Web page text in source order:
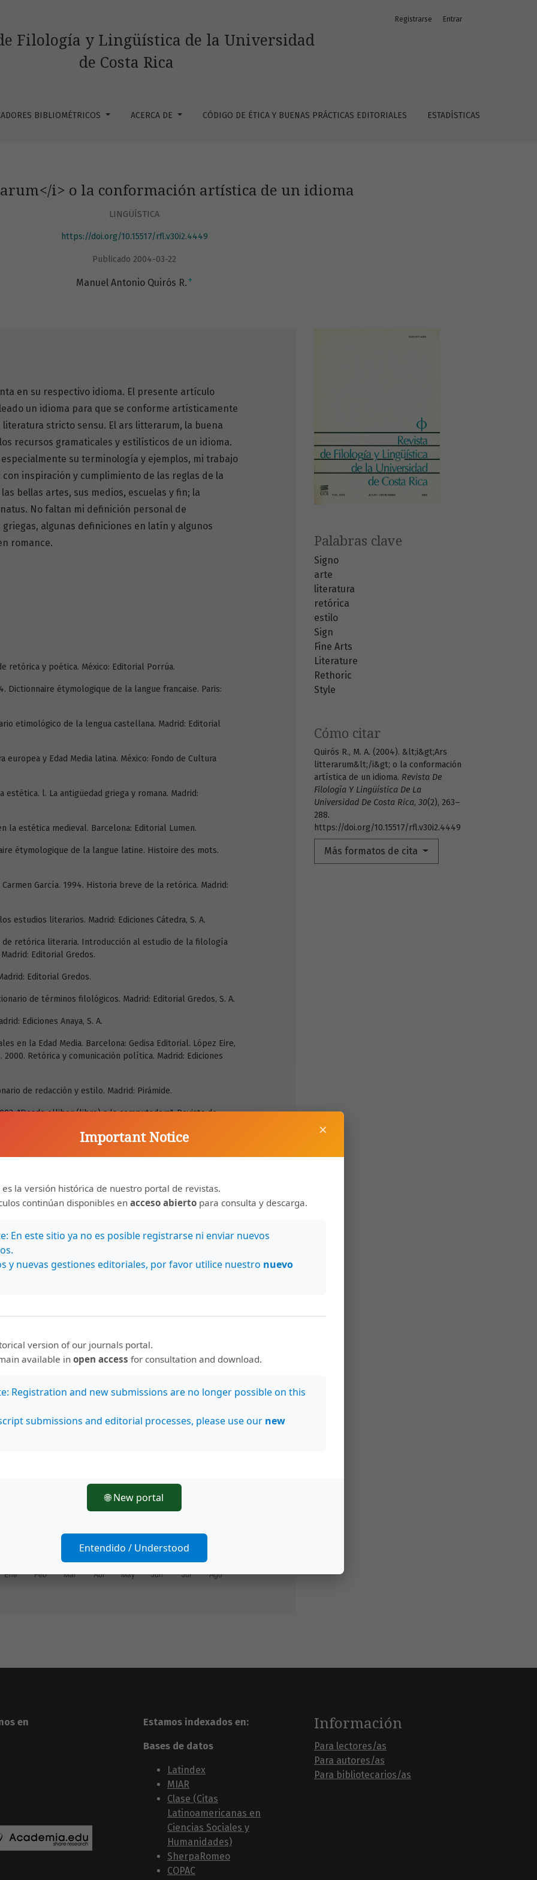
artística de un idioma
Filología y Lingüística de la Universidad
de Costa Rica
BIBLIOMÉTRICOS ACERCA DE CÓDIGO DE ÉTICA Y BUENAS PRÁCTICAS EDITORIALES ESTADÍSTICAS
Registrarse Entrar
i> o la conformación artística de un idioma
LINGÜÍSTICA
https://doi.org/10.15517/rfl.v30i2.4449
Publicado 2004-03-22
Manuel Antonio Quirós R. +
Palabras clave
Signo
arte
literatura
retórica
estilo
Sign
Fine Arts
Literature
Rethoric
Style
Cómo citar
Quirós R., M. A. (2004). &lt;i&gt;Ars
litterarum&lt;/i&gt; o la conformación
artística de un idioma. Revista De
Filología Y Lingüística De La
Universidad De Costa Rica, 30(2), 263–
288.
https://doi.org/10.15517/rfl.v30i2.4449
Más formatos de cita
en su respectivo idioma. El presente artículo
un idioma para que se conforme artísticamente
stricto sensu. El ars litterarum, la buena
recursos gramaticales y estilísticos de un idioma.
su terminología y ejemplos, mi trabajo
inspiración y cumplimiento de las reglas de la
bellas artes, sus medios, escuelas y fin; la
No faltan mi definición personal de
algunas definiciones en latín y algunos
romance.
retórica y poética. México: Editorial Porrúa.
Dictionnaire étymologique de la langue francaise. Paris:
etimológico de la lengua castellana. Madrid: Editorial
europea y Edad Media latina. México: Fondo de Cultura
estética. l. La antigüedad griega y romana. Madrid:
la estética medieval. Barcelona: Editorial Lumen.
étymologique de la langue latine. Histoire des mots.
García. 1994. Historia breve de la retórica. Madrid:
estudios literarios. Madrid: Ediciones Cátedra, S. A.
de retórica literaria. Introducción al estudio de la filología
Editorial Gredos.
Editorial Gredos.
de términos filológicos. Madrid: Editorial Gredos, S. A.
Ediciones Anaya, S. A.
en la Edad Media. Barcelona: Gedisa Editorial. López Eire,
2000. Retórica y comunicación política. Madrid: Ediciones
de redacción y estilo. Madrid: Pirámide.
"Desde elliber (libro) a la computadora". Revista de
de la lengua española. Madrid: Espasa, Calpe S.A.
Editorial Sal terrae.
Diccionario etimológico indoeuropeo de la lengua
Ensayo de un diccionario de la literatura. Tomo 1. Términos,
Aguilar.
griego-español. Barcelona: Editorial Ramón Sopena
latino etimológico. Madrid: Ediciones Generales
der Literatur. Stuttgart: Alfred Kroner Verlag.
en Estamos indexados en:
Bases de datos
Latindex
MIAR
Clase (Citas
Latinoamericanas en
Ciencias Sociales y
Humanidades)
SherpaRomeo
COPAC
Información
Para lectores/as
Para autores/as
Para bibliotecarios/as
×
Important Notice
es la versión histórica de nuestro portal de revistas.
continúan disponibles en acceso abierto para consulta y descarga.
En este sitio ya no es posible registrarse ni enviar nuevos
y nuevas gestiones editoriales, por favor utilice nuestro nuevo
version of our journals portal.
available inopen access for consultation and download.
Registration and new submissions are no longer possible on this
submissions and editorial processes, please use our new
🌐 New portal
Entendido / Understood